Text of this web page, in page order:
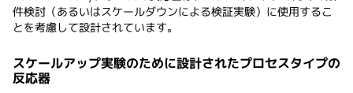
件検討（あるいはスケールダウンによる検証実験）に使用するこ
とを考慮して設計されています。
スケールアップ実験のために設計されたプロセスタイプの
反応器